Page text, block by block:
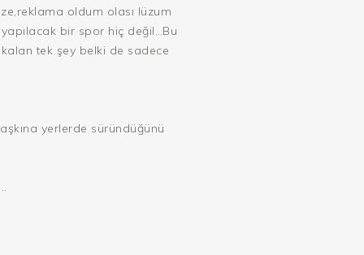
oldum olası lüzum
bir spor hiç değil…Bu
tek şey belki de sadece
yerlerde süründüğünü